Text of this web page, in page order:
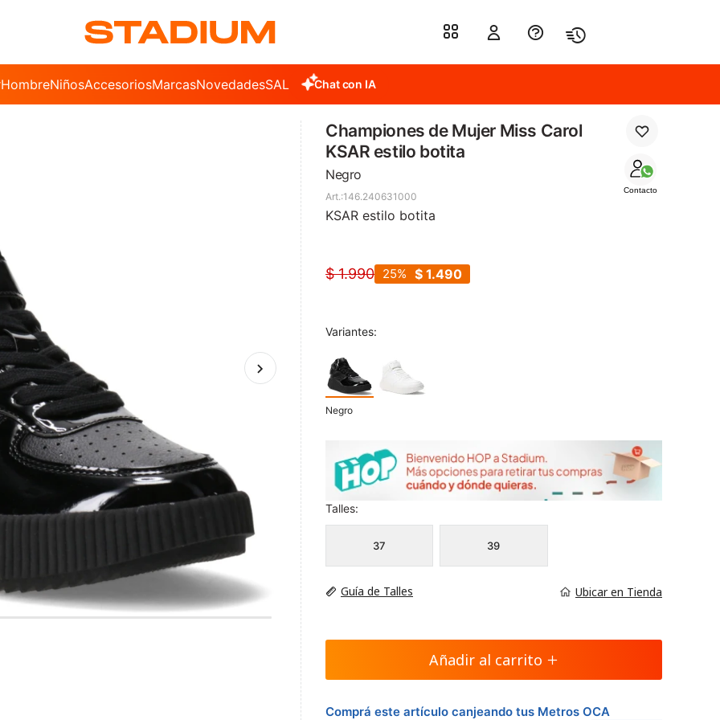
HombreNiñosAccesoriosMarcasNovedadesSALE Chat con IA
Championes de Mujer Miss Carol
KSAR estilo botita
Negro
Contacto
146.240631000
KSAR estilo botita
$ 1.990 $ 1.490
25
Variantes:
Negro
Talles:
37 39
Guía de Talles Ubicar en Tienda
Añadir al carrito
Comprá este artículo canjeando tus Metros OCA